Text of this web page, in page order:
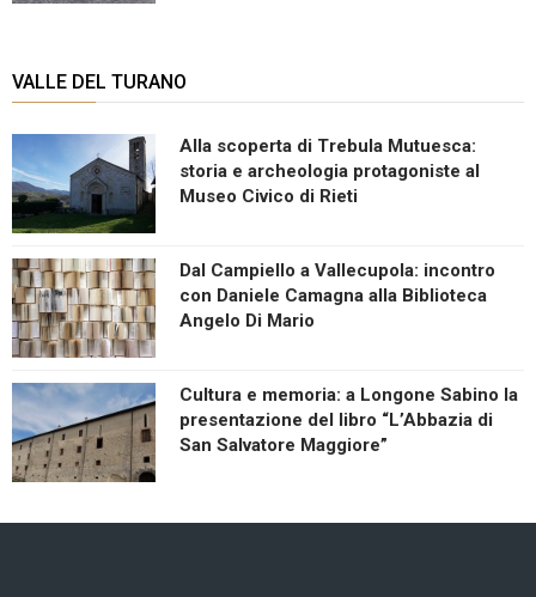
VALLE DEL TURANO
Alla scoperta di Trebula Mutuesca:
storia e archeologia protagoniste al
Museo Civico di Rieti
Dal Campiello a Vallecupola: incontro
con Daniele Camagna alla Biblioteca
Angelo Di Mario
Cultura e memoria: a Longone Sabino la
presentazione del libro “L’Abbazia di
San Salvatore Maggiore”